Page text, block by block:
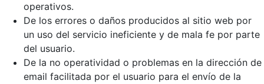
operativos.
De los errores o daños producidos al sitio web por
un uso del servicio ineficiente y de mala fe por parte
del usuario.
De la no operatividad o problemas en la dirección de
email facilitada por el usuario para el envío de la